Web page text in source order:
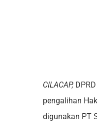
CILACAP,
pengalihan
digunakan PT